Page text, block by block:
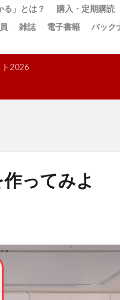
る」とは？ 購入・定期購読
雑誌 電子書籍
バック
2026
ってみよ
検索